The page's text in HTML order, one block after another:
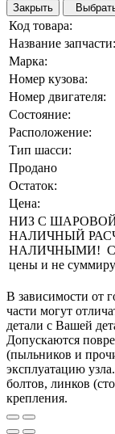
Закрыть
Код товара:
Название запчасти:
Марка:
Номер кузова:
Номер двигателя:
Состояние:
Расположение:
Тип шасси:
Продано
Остаток:
Цена:
НИЗ С ШАРОВОЙ
НАЛИЧНЫЙ
НАЛИЧНЫМИ!
цены и не
В зависимости от
части могут
детали с Вашей
Допускаются
(пыльников и
эксплуатацию
болтов, линков
крепления.